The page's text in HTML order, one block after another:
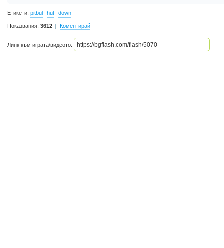
Етикети: pitbul hut down
Показвания: 3612 Коментирай
Линк към играта/видеото: